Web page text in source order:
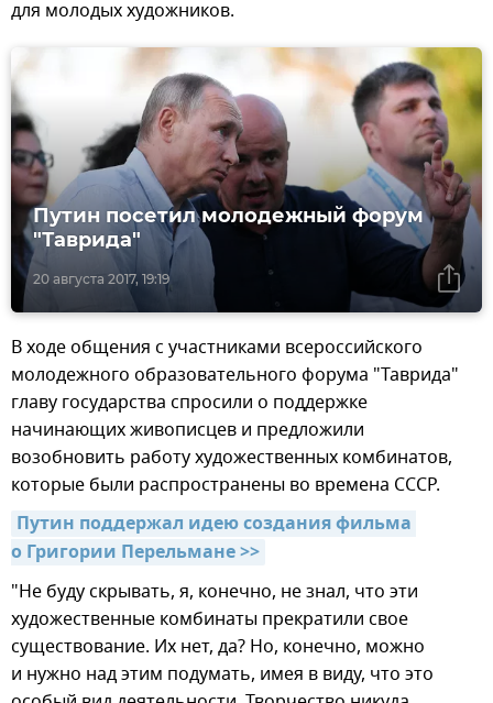
для молодых художников.
20 августа 2017, 19:19
Путин посетил молодежный форум
"Таврида"
В ходе общения с участниками всероссийского
молодежного образовательного форума "Таврида"
главу государства спросили о поддержке
начинающих живописцев и предложили
возобновить работу художественных комбинатов,
которые были распространены во времена СССР.
Путин поддержал идею создания фильма
о Григории Перельмане >>
"Не буду скрывать, я, конечно, не знал, что эти
художественные комбинаты прекратили свое
существование. Их нет, да? Но, конечно, можно
и нужно над этим подумать, имея в виду, что это